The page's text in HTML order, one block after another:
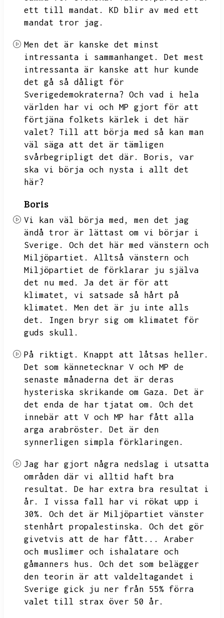
ett till mandat.
KD blir av med ett
mandat tror jag.
Men det är kanske det minst
intressanta i sammanhanget.
Det mest
intressanta är kanske att
hur kunde
det gå så dåligt för
Sverigedemokraterna? Och vad i hela
världen har vi och MP gjort för att
förtjäna folkets kärlek i det här
valet?
Till att börja med så kan man
väl säga att det är tämligen
svårbegripligt det där.
Boris,
var
ska vi börja och nysta i allt det
här?
Boris
Vi kan väl börja med,
men det jag
ändå tror är lättast om vi börjar i
Sverige.
Och det här med vänstern och
Miljöpartiet.
Alltså vänstern och
Miljöpartiet de förklarar ju själva
det nu med.
Ja det är för att
klimatet,
vi satsade så hårt på
klimatet.
Men det är ju inte alls
det.
Ingen bryr sig om klimatet för
guds skull.
På riktigt.
Knappt att låtsas heller.
Det som kännetecknar V och MP de
senaste månaderna det är deras
hysteriska skrikande om Gaza.
Det är
det enda de har tjatat om.
Och det
innebär att V och MP har fått alla
arga arabröster.
Det är den
synnerligen simpla förklaringen.
Jag har gjort några nedslag i utsatta
områden där vi alltid haft bra
resultat.
De har extra bra resultat i
år.
I vissa fall har vi rökat upp i
30%.
Och det är Miljöpartiet vänster
stenhårt propalestinska.
Och det gör
givetvis att de har fått...
Araber
och muslimer och ishalatare och
gåmanners hus.
Och det som belägger
den teorin är att valdeltagandet i
Sverige gick ju ner från 55% förra
valet till strax över 50 år.